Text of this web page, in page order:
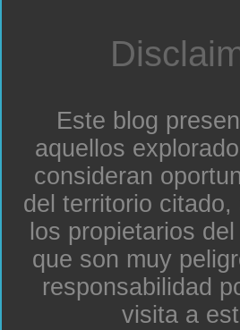
Este blog
aquellos
consideran
del territorio
los propietarios
que son muy
responsabilidad
visita a